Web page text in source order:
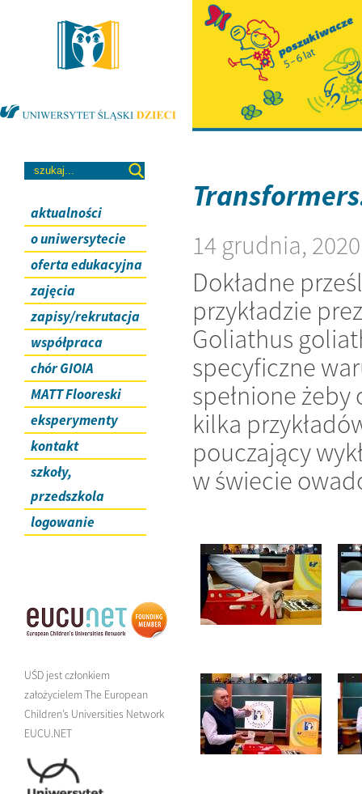
aktualności
o uniwersytecie
oferta edukacyjna
zajęcia
zapisy/rekrutacja
współpraca
chór GIOIA
MATT Flooreski
eksperymenty
kontakt
szkoły,
przedszkola
logowanie
UŚD jest członkiem
założycielem The European
Children’s Universities Network
EUCU.NET
14 grudnia,
Dokładne
przykładzie
Goliathus
specyficzne
spełnione
kilka
pouczający
w świecie